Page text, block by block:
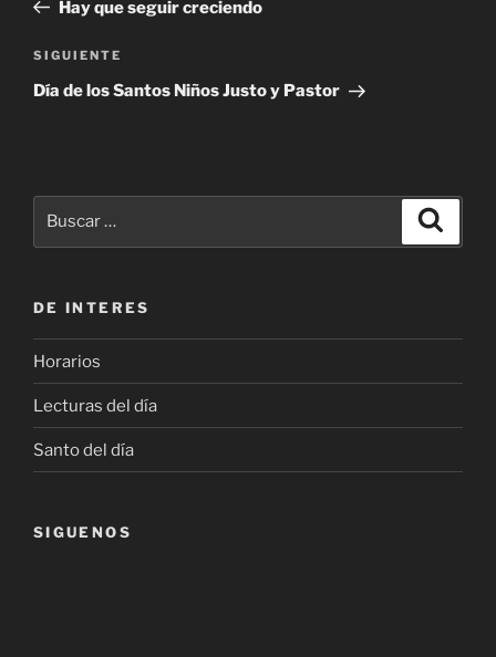
entradas
Hay que seguir creciendo
Siguiente
entrada
SIGUIENTE
Día de los Santos Niños Justo y Pastor
DE INTERES
Horarios
Lecturas del día
Santo del día
SIGUENOS